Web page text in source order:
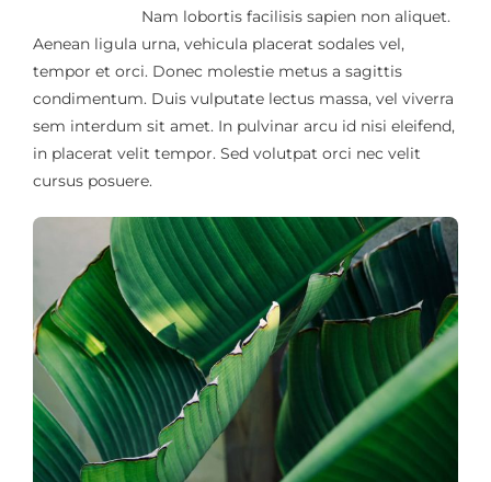
Nam lobortis facilisis sapien non aliquet.
Aenean ligula urna, vehicula placerat sodales vel,
tempor et orci. Donec molestie metus a sagittis
condimentum. Duis vulputate lectus massa, vel viverra
sem interdum sit amet. In pulvinar arcu id nisi eleifend,
in placerat velit tempor. Sed volutpat orci nec velit
cursus posuere.